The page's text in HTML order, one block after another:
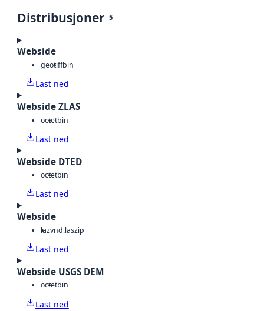
Distribusjoner 5
Webside
geotiffbin
Last ned
Webside ZLAS
octetbin
Last ned
Webside DTED
octetbin
Last ned
Webside
lazvnd.laszip
Last ned
Webside USGS DEM
octetbin
Last ned